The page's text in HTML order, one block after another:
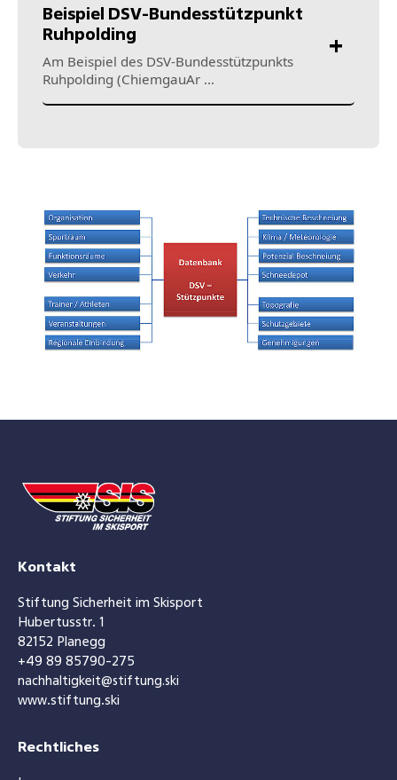
Beispiel DSV-Bundesstützpunkt
Ruhpolding
Kontakt
Stiftung Sicherheit im Skisport
Hubertusstr. 1
82152 Planegg
+49 89 85790-275
nachhaltigkeit@stiftung.ski
www.stiftung.ski
Rechtliches